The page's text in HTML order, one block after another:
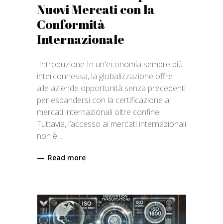
Nuovi Mercati con la
Conformità
Internazionale
Introduzione In un'economia sempre più
interconnessa, la globalizzazione offre
alle aziende opportunità senza precedenti
per espandersi con la certificazione ai
mercati internazionali oltre confine.
Tuttavia, l’accesso ai mercati internazionali
non è
Read more